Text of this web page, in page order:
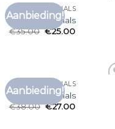
Aanbieding!
T SHIRT HOGE HALS
t shirt hoge hals
€35.00 €25.00
Aanbieding!
T SHIRT HOGE HALS
t shirt hoge hals
€38.00 €27.00